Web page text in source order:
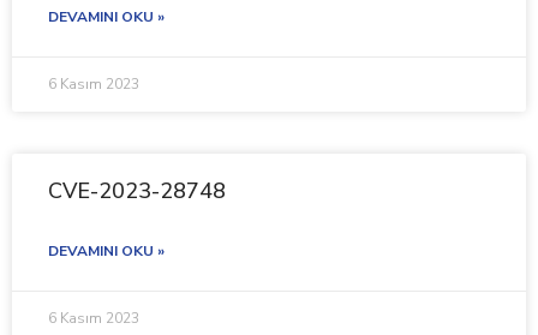
DEVAMINI OKU »
6 Kasım 2023
CVE-2023-28748
DEVAMINI OKU »
6 Kasım 2023